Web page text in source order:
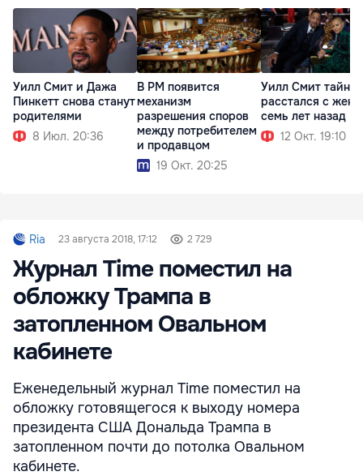
Уилл Смит и Дажа
Пинкетт снова станут
родителями
8 Июл. 20:36
В РМ появится
механизм
разрешения споров
между потребителем
и продавцом
19 Окт. 20:25
Уилл Смит тайно
расстался с
семь лет назад
12 Окт. 19:10
Ria 23 августа 2018, 17:12 2 729
Журнал Time поместил на
обложку Трампа в
затопленном Овальном
кабинете
Еженедельный журнал Time поместил на
обложку готовящегося к выходу номера
президента США Дональда Трампа в
затопленном почти до потолка Овальном
кабинете.